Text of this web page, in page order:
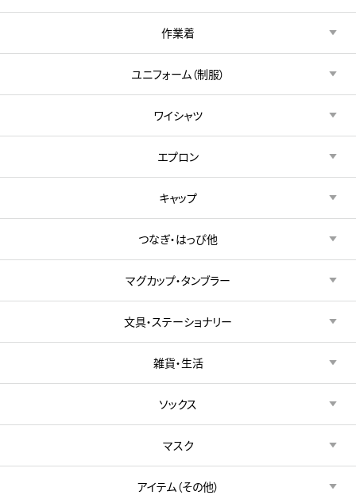
作業着
ユニフォーム（制服）
ワイシャツ
エプロン
キャップ
つなぎ・はっぴ他
マグカップ・タンブラー
文具・ステーショナリー
雑貨・生活
ソックス
マスク
アイテム（その他）